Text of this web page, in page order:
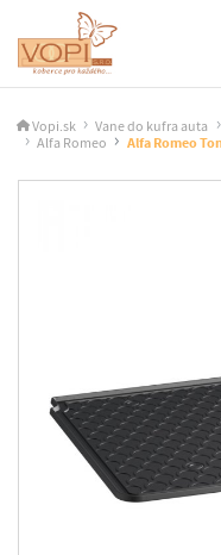
Vopi.sk Vane do kufra auta
Alfa Romeo
Alfa Romeo